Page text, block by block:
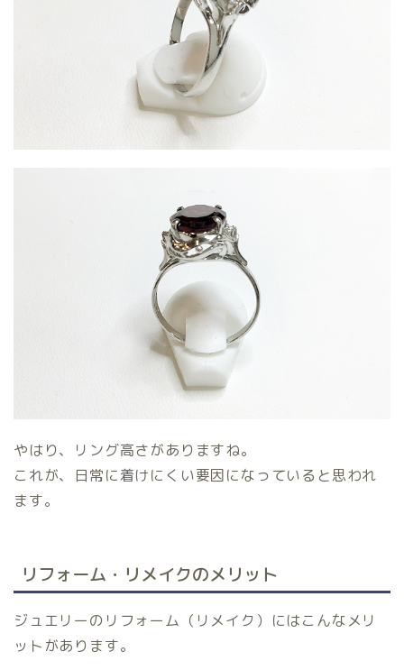
やはり、リング高さがありますね。
これが、日常に着けにくい要因になっていると思われ
ます。
リフォーム・リメイクのメリット
ジュエリーのリフォーム（リメイク）にはこんなメリ
ットがあります。